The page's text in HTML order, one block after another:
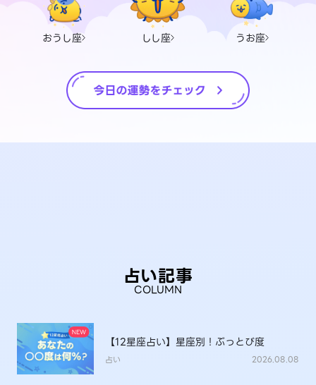
おうし座 しし座 うお座
占い記事
COLUMN
【12星座占い】星座別！ぶっとび度
占い 2026.08.08